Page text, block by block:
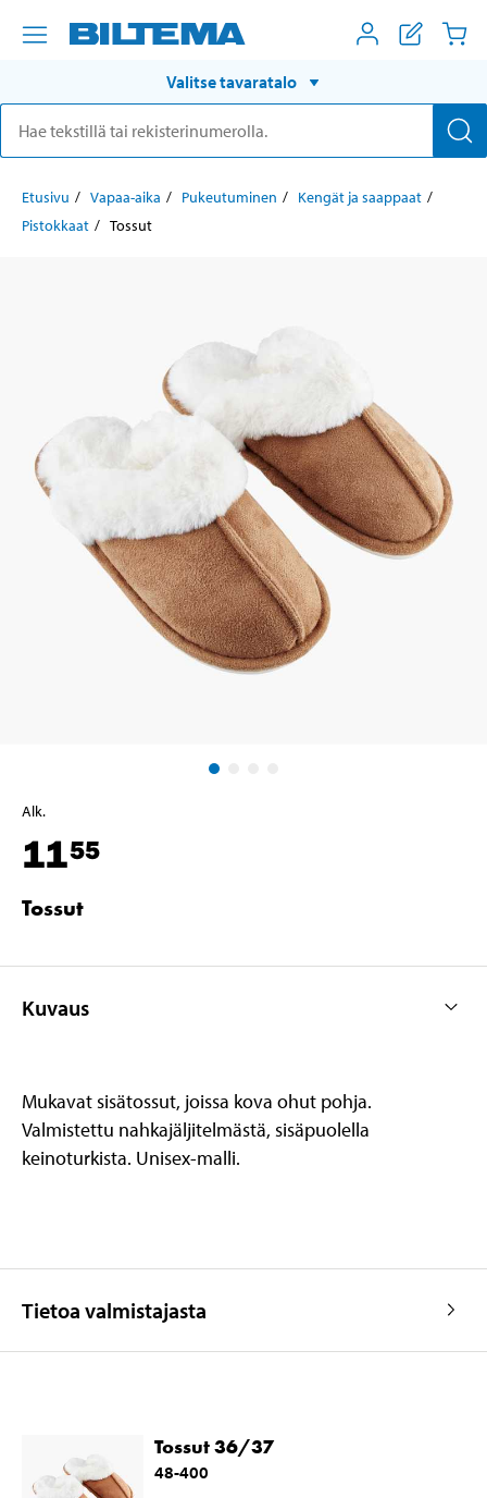
Valitse tavaratalo
Etusivu Vapaa-aika Pukeutuminen
Kengät ja saappaat
Pistokkaat
Tossut
Alk.
1155
Tossut
Kuvaus
Mukavat sisätossut, joissa kova ohut pohja.
Valmistettu nahkajäljitelmästä, sisäpuolella
keinoturkista. Unisex-malli.
Tietoa valmistajasta
Tossut 36/37
48-400